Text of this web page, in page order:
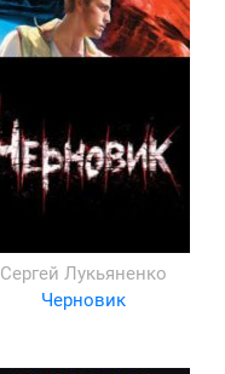
Сергей Лукьяненко
Черновик